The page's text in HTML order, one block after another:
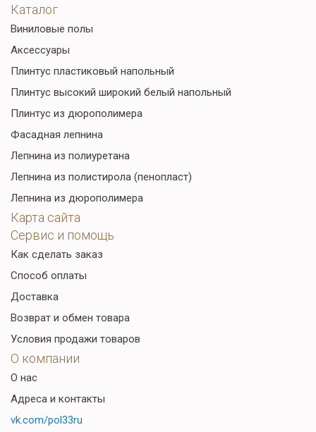
Каталог
Виниловые полы
Аксессуары
Плинтус пластиковый напольный
Плинтус высокий широкий белый напольный
Плинтус из дюрополимера
Фасадная лепнина
Лепнина из полиуретана
Лепнина из полистирола (пенопласт)
Лепнина из дюрополимера
Карта сайта
Сервис и помощь
Как сделать заказ
Способ оплаты
Доставка
Возврат и обмен товара
Условия продажи товаров
О компании
О нас
Адреса и контакты
vk.com/pol33ru